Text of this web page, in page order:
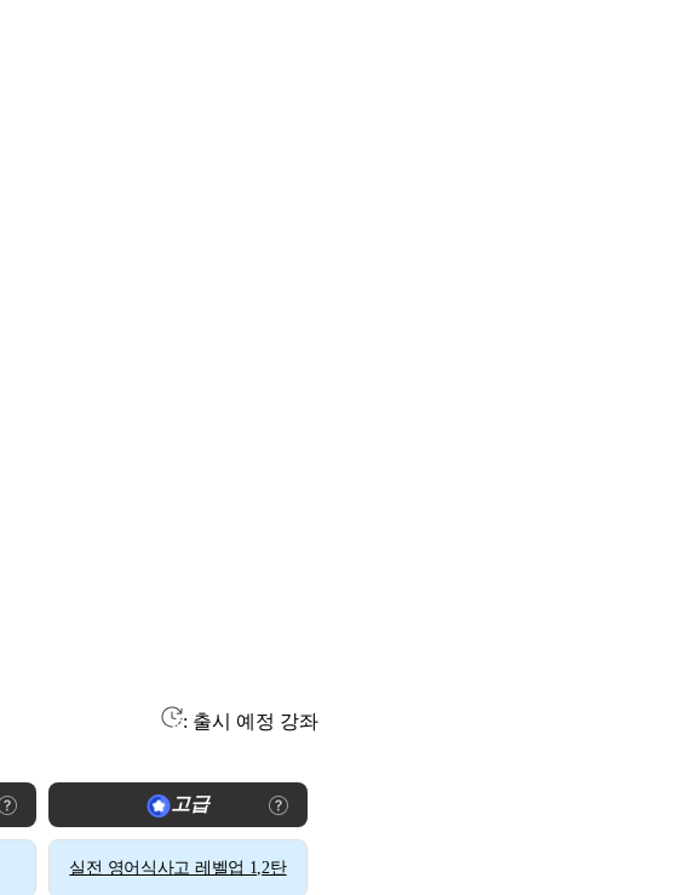
: 출시 예정 강좌
고급
실전 영어식사고 레벨업 1,2탄